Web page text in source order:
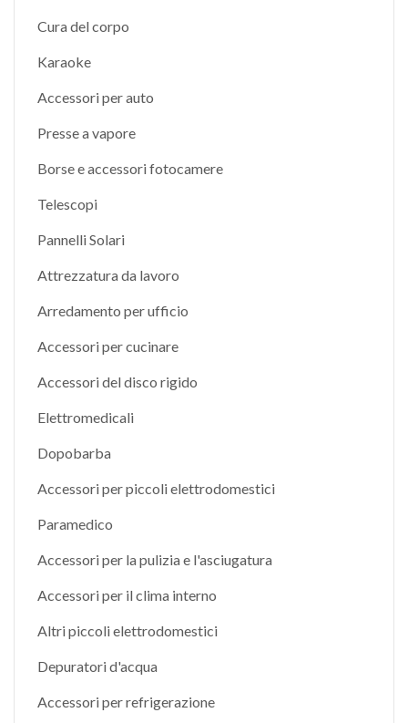
Cura del corpo
Karaoke
Accessori per auto
Presse a vapore
Borse e accessori fotocamere
Telescopi
Pannelli Solari
Attrezzatura da lavoro
Arredamento per ufficio
Accessori per cucinare
Accessori del disco rigido
Elettromedicali
Dopobarba
Accessori per piccoli elettrodomestici
Paramedico
Accessori per la pulizia e l'asciugatura
Accessori per il clima interno
Altri piccoli elettrodomestici
Depuratori d'acqua
Accessori per refrigerazione